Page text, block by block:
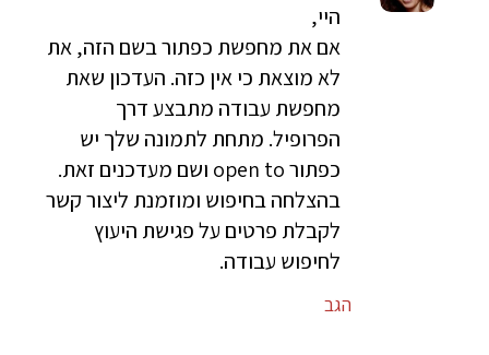
היי,
אם את מחפשת כפתור בשם הזה, את
לא מוצאת כי אין כזה. העדכון שאת
מחפשת עבודה מתבצע דרך
הפרופיל. מתחת לתמונה שלך יש
כפתור open to ושם מעדכנים זאת.
בהצלחה בחיפוש ומוזמנת ליצור קשר
לקבלת פרטים על פגישת היעוץ
לחיפוש עבודה.
הגב